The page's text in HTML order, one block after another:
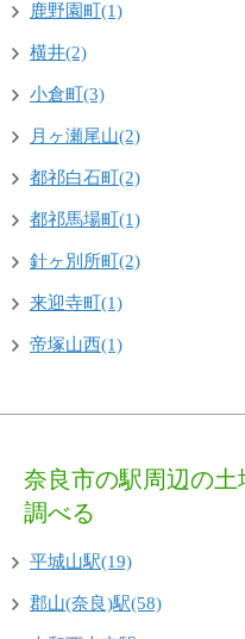
鹿野園町(1)
横井(2)
小倉町(3)
月ヶ瀬尾山(2)
都祁白石町(2)
都祁馬場町(1)
針ヶ別所町(2)
来迎寺町(1)
帝塚山西(1)
奈良市の駅周辺の
調べる
平城山駅(19)
郡山(奈良)駅(58)